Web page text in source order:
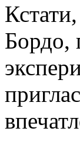
Бордо,